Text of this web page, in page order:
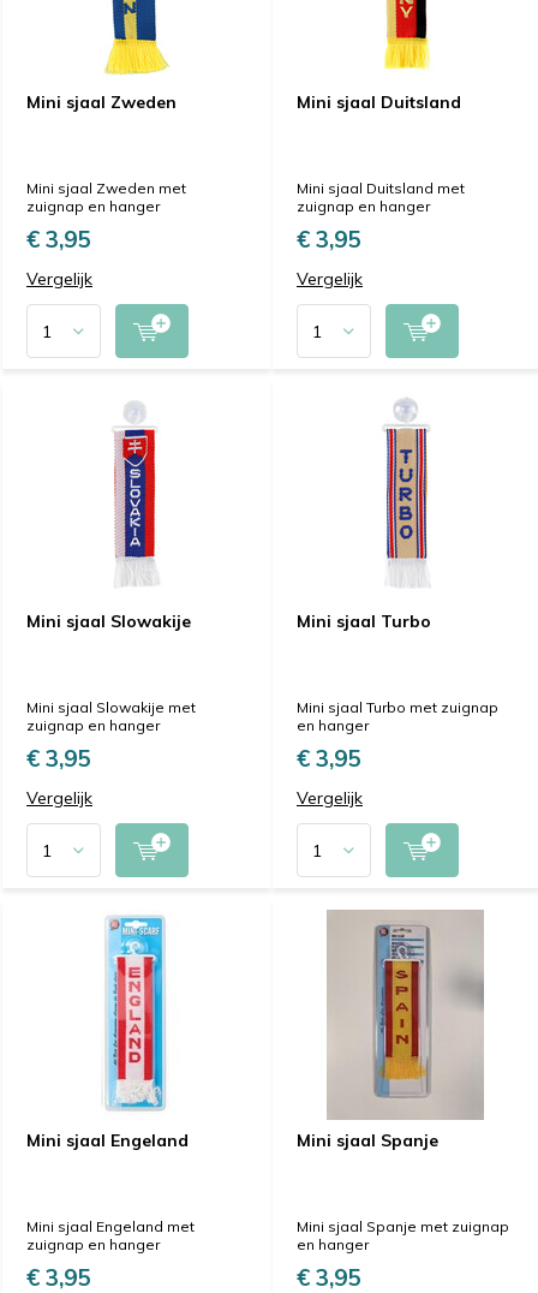
Mini sjaal Zweden
Mini sjaal Zweden met
zuignap en hanger
€ 3,95
Vergelijk
Mini sjaal Duitsland
Mini sjaal Duitsland met
zuignap en hanger
€ 3,95
Vergelijk
Mini sjaal Slowakije
Mini sjaal Slowakije met
zuignap en hanger
€ 3,95
Vergelijk
Mini sjaal Turbo
Mini sjaal Turbo met zuignap
en hanger
€ 3,95
Vergelijk
Mini sjaal Engeland
Mini sjaal Engeland met
zuignap en hanger
€ 3,95
Mini sjaal Spanje
Mini sjaal Spanje met zuignap
en hanger
€ 3,95